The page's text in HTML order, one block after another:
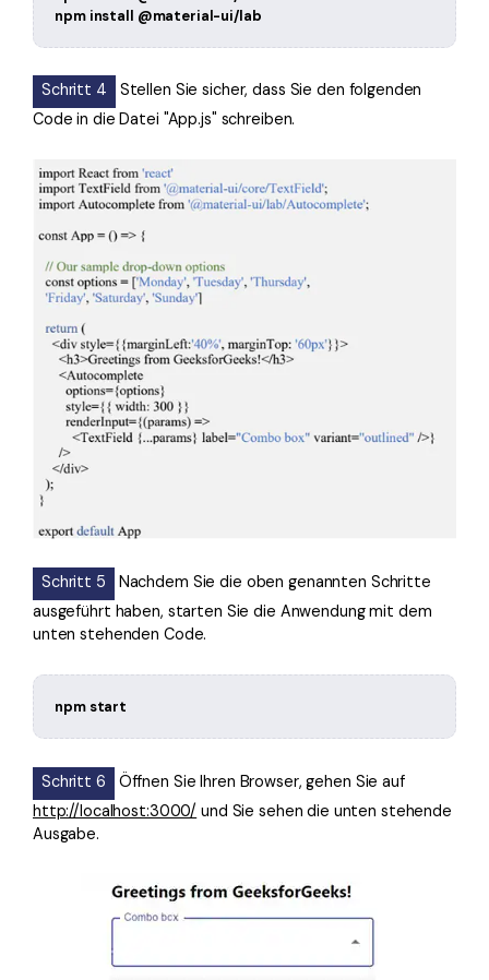
npm install @material-ui/lab
Schritt 4
Stellen Sie sicher, dass Sie den folgenden
Code in die Datei "App.js" schreiben.
Schritt 5
Nachdem Sie die oben genannten Schritte
ausgeführt haben, starten Sie die Anwendung mit dem
unten stehenden Code.
npm start
Schritt 6
Öffnen Sie Ihren Browser, gehen Sie auf
http://localhost:3000/ und Sie sehen die unten stehende
Ausgabe.